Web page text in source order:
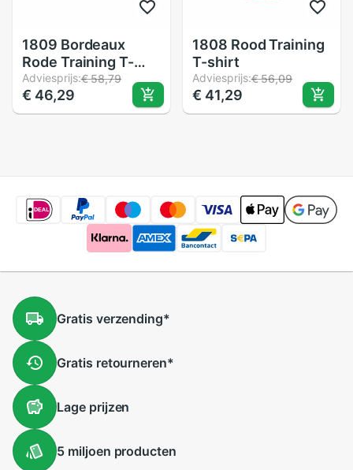
1809 Bordeaux
Rode Training T-
shirt
Adviesprijs:€ 58,79
€ 46,29
1808 Rood Training
T-shirt
Adviesprijs:€ 56,09
€ 41,29
Gratis verzending*
Gratis retourneren*
Lageprijzen
5 miljoen producten